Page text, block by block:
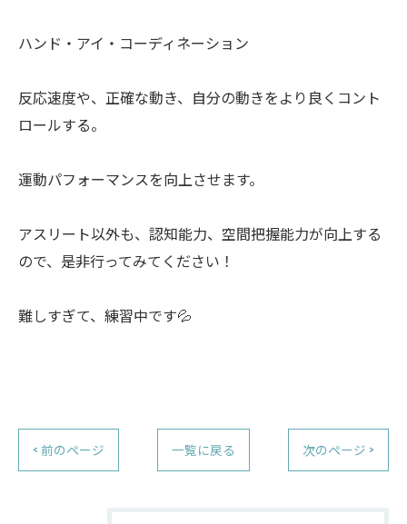
ハンド・アイ・コーディネーション
反応速度や、正確な動き、自分の動きをより良くコント
ロールする。
運動パフォーマンスを向上させます。
アスリート以外も、認知能力、空間把握能力が向上する
ので、是非行ってみてください！
難しすぎて、練習中です💦
< 前のページ 一覧に戻る 次のページ >